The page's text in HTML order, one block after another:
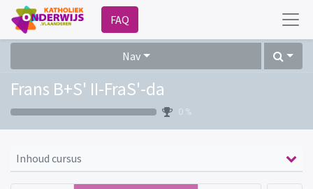
FAQ
Nav
Frans B+S' II-FraS'-da
0 %
Inhoud cursus